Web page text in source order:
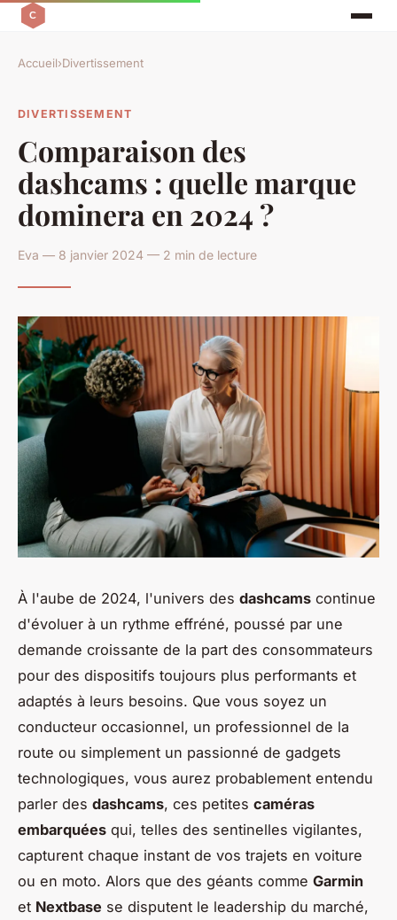
Accueil›Divertissement
DIVERTISSEMENT
Comparaison des
dashcams : quelle marque
dominera en 2024 ?
Eva — 8 janvier 2024 — 2 min de lecture
À l'aube de 2024, l'univers des dashcams continue
d'évoluer à un rythme effréné, poussé par une
demande croissante de la part des consommateurs
pour des dispositifs toujours plus performants et
adaptés à leurs besoins. Que vous soyez un
conducteur occasionnel, un professionnel de la
route ou simplement un passionné de gadgets
technologiques, vous aurez probablement entendu
parler des dashcams, ces petites caméras
embarquées qui, telles des sentinelles vigilantes,
capturent chaque instant de vos trajets en voiture
ou en moto. Alors que des géants comme Garmin
et Nextbase se disputent le leadership du marché,